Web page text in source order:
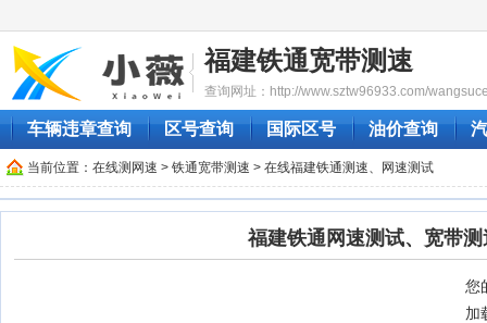
福建铁通宽带测速
查询网址：http://www.sztw96933.com/
车辆违章查询 区号查询 国际区号 油价查询
当前位置： 在线测网速 > 铁通宽带测速 > 在线福建铁通测速、网速测试
福建铁通网速测试、宽带测
您
加